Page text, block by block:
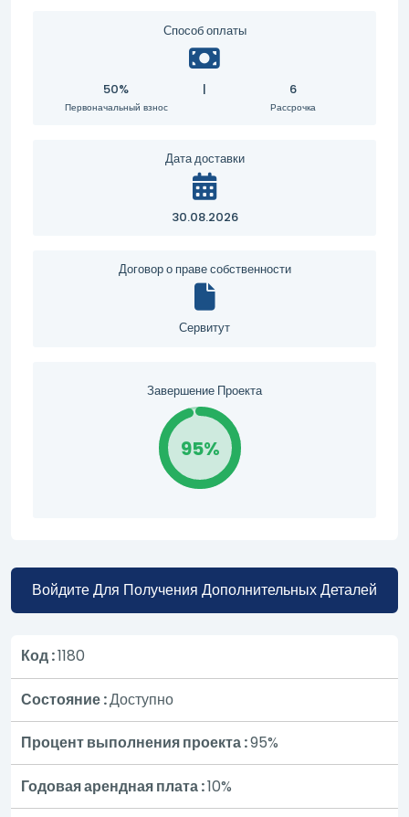
Способ оплаты
50%
Первоначальный взнос
| 6
Рассрочка
Дата доставки
30.08.2026
Договор о праве собственности
Сервитут
Завершение Проекта
95%
Войдите Для Получения Дополнительных Деталей
Код :1180
Состояние :Доступно
Процент выполнения проекта :95%
Годовая арендная плата :10%